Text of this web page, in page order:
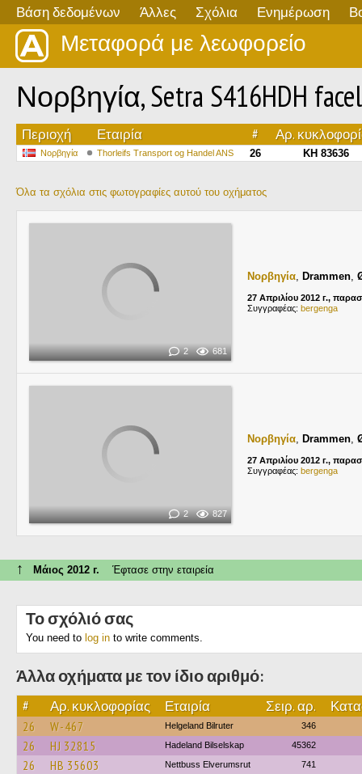
Βάση δεδομένων Άλλες Σχόλια Ενημέρωση
Μεταφορά με λεωφορείο
Νορβηγία, Setra S416HDH
Περιοχή Εταιρία # Αρ.
Νορβηγία Thorleifs Transport og Handel ANS 26 KH 83636
Όλα τα σχόλια στις φωτογραφίες αυτού του οχήματος
2 681
Νορβηγία, Drammen,
27 Απριλίου 2012 г.,
Συγγραφέας: bergenga
2 827
Νορβηγία, Drammen,
27 Απριλίου 2012 г.,
Συγγραφέας: bergenga
↑ Μάιος 2012 г. Έφτασε στην εταιρεία
Το σχόλιό σας
You need to log in to write comments.
Άλλα οχήματα με τον ίδιο αριθμό:
# Αρ. κυκλοφορίας Εταιρία Σειρ. αρ.
26 W-467 Helgeland Bilruter 346
26 HJ 32815 Hadeland Bilselskap 45362
26 HB 35603 Nettbuss Elverumsrut 741